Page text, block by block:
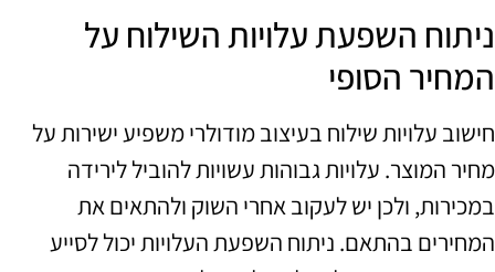
ניתוח השפעת עלויות השילוח על
המחיר הסופי
חישוב עלויות שילוח בעיצוב מודולרי משפיע ישירות על
מחיר המוצר. עלויות גבוהות עשויות להוביל לירידה
במכירות, ולכן יש לעקוב אחרי השוק ולהתאים את
המחירים בהתאם. ניתוח השפעת העלויות יכול לסייע